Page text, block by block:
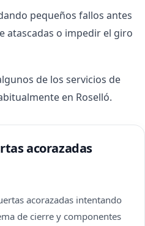
pequeños fallos antes
atascadas o impedir el giro
de los servicios de
en Roselló.
acorazadas
acorazadas intentando
de cierre y componentes